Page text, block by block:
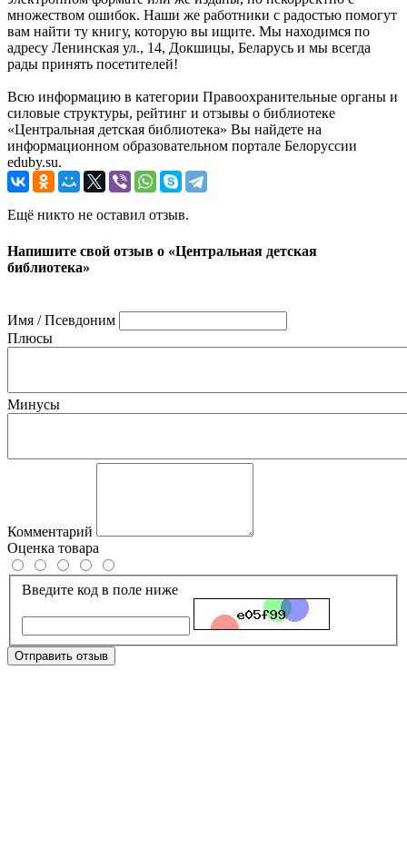
множеством ошибок. Наши же работники с радостью помогут
вам найти ту книгу, которую вы ищите. Мы находимся по
адресу Ленинская ул., 14, Докшицы, Беларусь и мы всегда
рады принять посетителей!
Всю информацию в категории Правоохранительные органы и
силовые структуры, рейтинг и отзывы о библиотеке
«Центральная детская библиотека» Вы найдете на
информационном образовательном портале Белоруссии
eduby.su.
Ещё никто не оставил отзыв.
Напишите свой отзыв о «Центральная детская
библиотека»
Имя / Псевдоним
Плюсы
Минусы
Комментарий
Оценка товара
Введите код в поле ниже
Отправить отзыв